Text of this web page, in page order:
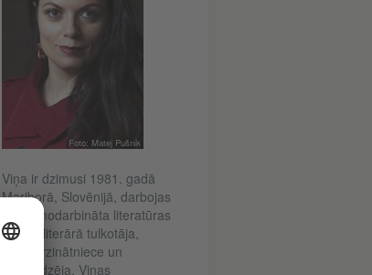
Foto: Matej Pušnik
Viņa ir dzimusi 1981. gadā
Mariborā, Slovēnijā, darbojas
kā pašnodarbināta literatūras
kritiķe, literārā tulkotāja,
literatūrzinātniece un
pasniedzēja. Viņas